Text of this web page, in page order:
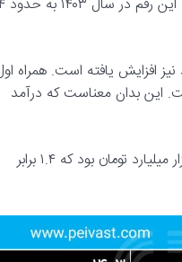
بخش برای همراه اول در سال ۱۳۹۹ مبلغی حدود یک هزار و
افزایش یافته است. همراه
هزار میلیارد تومان هزینه کرده است. این بدان معناست که درآمد
بهای تمام شده همراه اول در سال ۱۴۰۲ برای کسب درآمدی بیش از ۵۱ هزار میلیارد تومان، مبلغی تقریباً ۳۸ هزار میلیارد تومان بود که ۱.۴ برابر